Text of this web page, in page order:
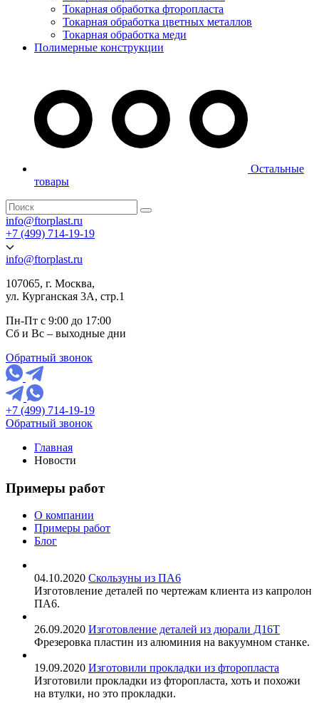
Токарная обработка фторопласта
Токарная обработка цветных металлов
Токарная обработка меди
Полимерные конструкции
Остальные
товары
info@ftorplast.ru
+7 (499) 714-19-19
info@ftorplast.ru
107065, г. Москва,
ул. Курганская 3А, стр.1
Пн-Пт с 9:00 до 17:00
Сб и Вс – выходные дни
Обратный звонок
+7 (499) 714-19-19
Обратный звонок
Главная
Новости
Примеры работ
О компании
Примеры работ
Блог
04.10.2020 Скользуны из ПА6
Изготовление деталей по чертежам клиента из капролон
ПА6.
26.09.2020 Изготовление деталей из дюрали Д16Т
Фрезеровка пластин из алюминия на вакуумном станке.
19.09.2020 Изготовили прокладки из фторопласта
Изготовили прокладки из фторопласта, хоть и похожи
на втулки, но это прокладки.